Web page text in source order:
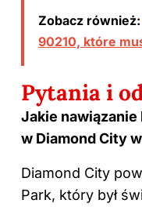
Zobacz również:
90210, które
Pytania i
Jakie
w Diamond City
Diamond City
Park, który był